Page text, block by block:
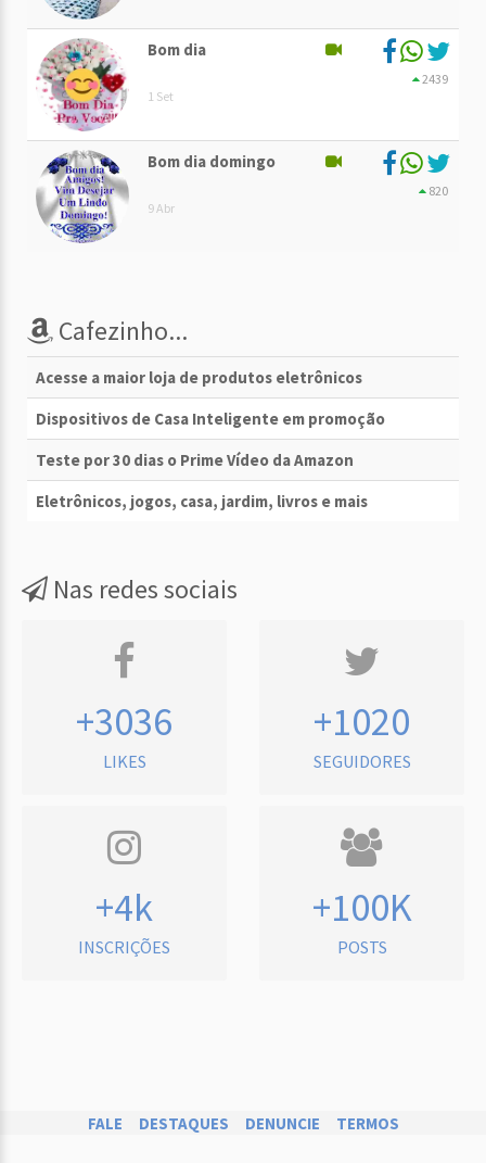
Bom dia
1 Set
2439
Bom dia domingo
9 Abr
820
Cafezinho...
Acesse a maior loja de produtos eletrônicos
Dispositivos de Casa Inteligente em promoção
Teste por 30 dias o Prime Vídeo da Amazon
Eletrônicos, jogos, casa, jardim, livros e mais
Nas redes sociais
+3036
LIKES
+1020
SEGUIDORES
+4k
INSCRIÇÕES
+100K
POSTS
FALE DESTAQUES DENUNCIE TERMOS